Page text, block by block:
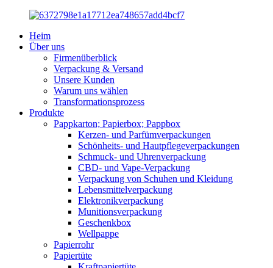
Heim
Über uns
Firmenüberblick
Verpackung & Versand
Unsere Kunden
Warum uns wählen
Transformationsprozess
Produkte
Pappkarton; Papierbox; Pappbox
Kerzen- und Parfümverpackungen
Schönheits- und Hautpflegeverpackungen
Schmuck- und Uhrenverpackung
CBD- und Vape-Verpackung
Verpackung von Schuhen und Kleidung
Lebensmittelverpackung
Elektronikverpackung
Munitionsverpackung
Geschenkbox
Wellpappe
Papierrohr
Papiertüte